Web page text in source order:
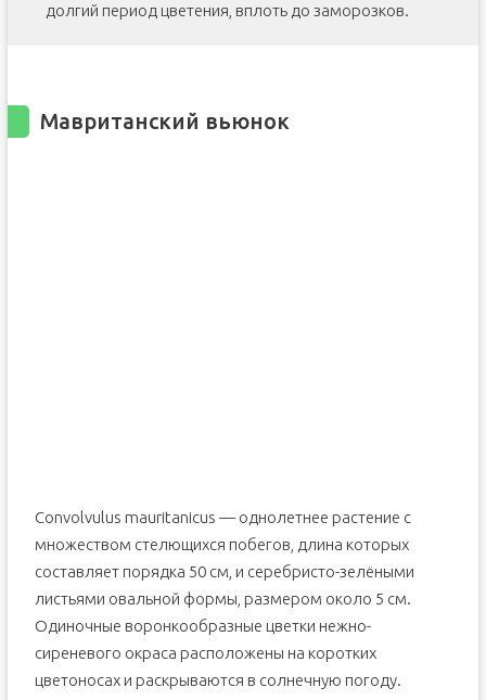
долгий период цветения, вплоть до заморозков.
Мавританский вьюнок
Convolvulus mauritanicus — однолетнее растение с
множеством стелющихся побегов, длина которых
составляет порядка 50 см, и серебристо-зелёными
листьями овальной формы, размером около 5 см.
Одиночные воронкообразные цветки нежно-
сиреневого окраса расположены на коротких
цветоносах и раскрываются в солнечную погоду.